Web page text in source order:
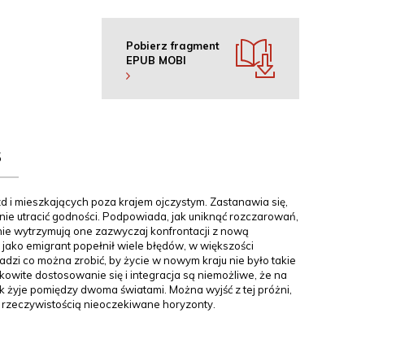
Pobierz fragment
EPUB MOBI
mieszkających poza krajem ojczystym. Zastanawia się,
utracić godności. Podpowiada, jak uniknąć rozczarowań,
wytrzymują one zazwyczaj konfrontacji z nową
emigrant popełnił wiele błędów, w większości
co można zrobić, by życie w nowym kraju nie było takie
dostosowanie się i integracja są niemożliwe, że na
pomiędzy dwoma światami. Można wyjść z tej próżni,
nieoczekiwane horyzonty.